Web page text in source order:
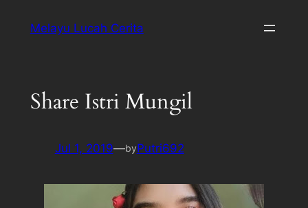
Melayu Lucah Cerita
Share Istri Mungil
Jul 1, 2019—byPutri692